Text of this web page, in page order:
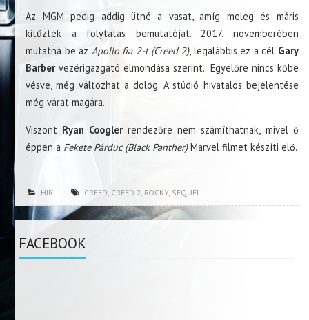
Az MGM pedig addig ütné a vasat, amíg meleg és máris
kitűzték a folytatás bemutatóját. 2017. novemberében
mutatná be az Apollo fia 2-t (Creed 2), legalábbis ez a cél Gary
Barbervezérigazgató elmondása szerint. Egyelőre nincs kőbe
vésve, még változhat a dolog. A stúdió hivatalos bejelentése
még várat magára.
Viszont Ryan Cooglerrendezőre nem számíthatnak, mivel ő
éppen a Fekete Párduc (Black Panther)Marvel filmet készíti elő.
HÍR CREED CREED 2 ROCKY, SEQUEL
FACEBOOK